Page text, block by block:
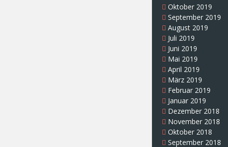
Oktober 2019
September 2019
August 2019
Juli 2019
Juni 2019
Mai 2019
April 2019
März 2019
Februar 2019
Januar 2019
Dezember 2018
November 2018
Oktober 2018
September 2018